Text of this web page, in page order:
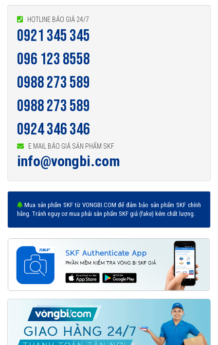
HOTLINE BÁO GIÁ 24/7
0921 345 345
096 123 8558
0988 273 589
0988 273 589
0924 346 346
E MAIL BÁO GIÁ SẢN PHẨM SKF
info@vongbi.com
Mua sản phẩm SKF từ VONGBI.COM để đảm bảo sản phẩm SKF chính
hãng. Tránh nguy cơ mua phải sản phẩm SKF giả (fake) kém chất lượng.